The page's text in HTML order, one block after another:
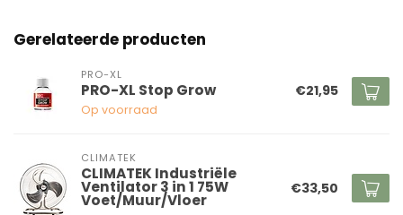
Gerelateerde producten
PRO-XL
PRO-XL Stop Grow
Op voorraad
€21,95
CLIMATEK
CLIMATEK Industriële
Ventilator 3 in 1 75W
Voet/Muur/Vloer
€33,50